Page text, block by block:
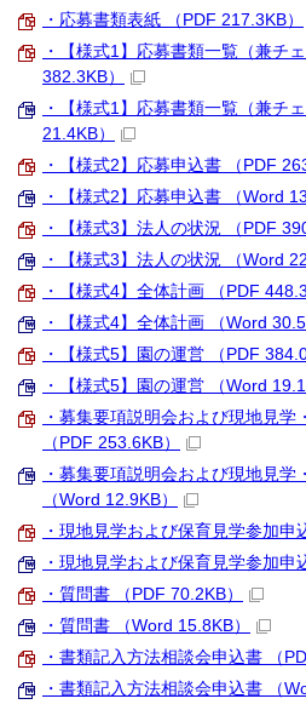
・応募書類表紙 （PDF 217.3KB）
・【様式1】応募書類一覧（兼チ
382.3KB）
・【様式1】応募書類一覧（兼チ
21.4KB）
・【様式2】応募申込書 （PDF
・【様式2】応募申込書 （Word
・【様式3】法人の状況 （PDF
・【様式3】法人の状況 （Word
・【様式4】全体計画 （PDF
・【様式4】全体計画 （Word
・【様式5】園の運営 （PDF
・【様式5】園の運営 （Word
・募集要項説明会および現地見
（PDF 253.6KB）
・募集要項説明会および現地見
（Word 12.9KB）
・現地見学および保育見学参加申
・現地見学および保育見学参加申
・質問書 （PDF 70.2KB）
・質問書 （Word 15.8KB）
・書類記入方法相談会申込書 （
・書類記入方法相談会申込書 （